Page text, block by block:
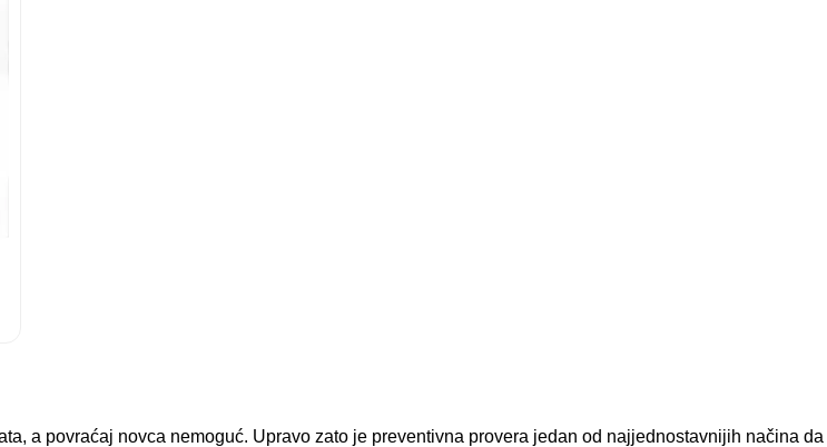
a povraćaj novca nemoguć. Upravo zato je preventivna provera jedan od najjednostavnijih načina da